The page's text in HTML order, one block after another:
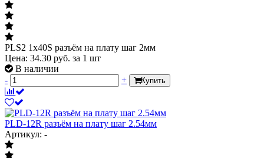
PLS2 1x40S разъём на плату шаг 2мм
Цена: 34.30 руб. за 1 шт
В наличии
-
+ Купить
PLD-12R разъём на плату шаг 2.54мм
Артикул: -